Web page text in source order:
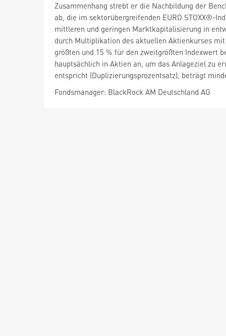
Zusammenhang strebt er die Nachbildung der
ab, die im sektorübergreifenden EURO STOXX®-
mittleren und geringen Marktkapitalisierung in
durch Multiplikation des aktuellen Aktienkurses
größten und 15 % für den zweitgrößten Indexwert
hauptsächlich in Aktien an, um das Anlageziel zu
entspricht (Duplizierungsprozentsatz), beträgt
Fondsmanager: BlackRock AM Deutschland AG